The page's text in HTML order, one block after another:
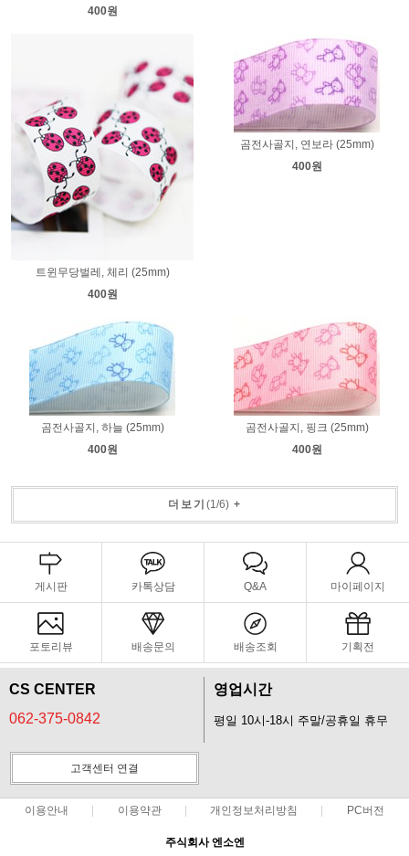
400원
트윈무당벌레, 체리 (25mm)
400원
곰전사골지, 연보라 (25mm)
400원
곰전사골지, 하늘 (25mm)
400원
곰전사골지, 핑크 (25mm)
400원
더보기 (1 /6)+
게시판 카톡상담 Q&A 마이페이지
포토리뷰 배송문의 배송조회 기획전
CS CENTER
062-375-0842
영업시간
평일 10시-18시 주말/공휴일 휴무
고객센터 연결
이용안내 이용약관 개인정보처리방침 PC버전
주식회사 엔소엔